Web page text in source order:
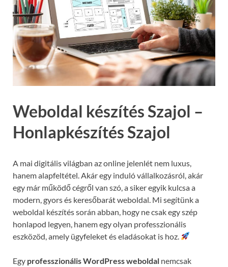
Weboldal készítés Szajol –
Honlapkészítés Szajol
A mai digitális világban az online jelenlét nem luxus,
hanem alapfeltétel. Akár egy induló vállalkozásról, akár
egy már működő cégről van szó, a siker egyik kulcsa a
modern, gyors és keresőbarát weboldal. Mi segítünk a
weboldal készítés során abban, hogy ne csak egy szép
honlapod legyen, hanem egy olyan professzionális
eszközöd, amely ügyfeleket és eladásokat is hoz.
Egy professzionális WordPress weboldal nemcsak